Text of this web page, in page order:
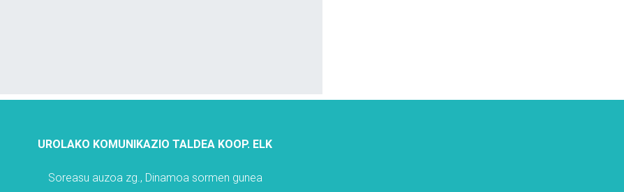
UROLAKO KOMUNIKAZIO TALDEA KOOP. ELK
Soreasu auzoa zg., Dinamoa sormen gunea